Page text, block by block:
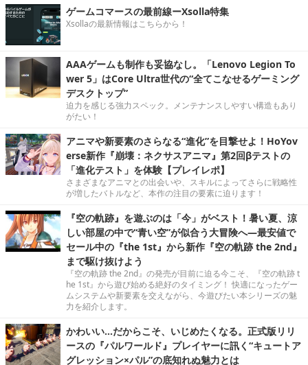
ゲームコマースの最前線ーXsolla特集
Xsollaの最新情報はこちらから！
AAAゲームも制作も妥協なし。「Lenovo Legion To
wer 5」はCore Ultra世代の“全てこなせるゲーミング
デスクトップ”
迫力を感じる強力スペック。メンテナンスしやすい構造もあり
がたい！
アニマや新要素のさらなる“進化”を目撃せよ！HoYov
erse新作『崩壊：ネクサスアニマ』第2回βテストの
「進化テスト」を体験【プレイレポ】
さまざまなアニマとの出会いや、スキルによってさらに戦略性
が増したバトルなど、本作の注目の要素に迫ります！
『空の軌跡』を遊ぶのは「今」がベスト！暑い夏、涼
しい部屋の中で“青い空”が似合う大冒険へ―最安値で
セール中の『the 1st』から新作『空の軌跡 the 2nd』
まで駆け抜けよう
『空の軌跡 the 2nd』の発売が目前に迫る今こそ、『空の軌跡 t
he 1st』から遊び始める絶好のタイミング！ 快適になったゲー
ムシステムや新要素を交えながら、今遊びたい本シリーズの魅
力を紹介します。
かわいい…だからこそ、いじめたくなる。正式版リリ
ースの『パルワールド』プレイヤーに訊く“キュートア
グレッション×パル”の底知れぬ魅力とは